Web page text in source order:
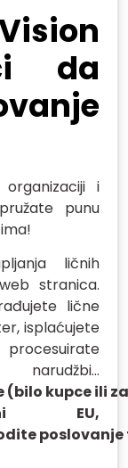
da
i
punu
ličnih
stranica.
lične
isplaćujete
(bilo kupceili
EU,
poslovanje